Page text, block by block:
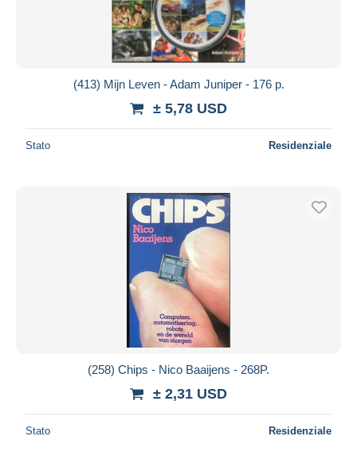
(413) Mijn Leven - Adam Juniper - 176 p.
± 5,78 USD
Stato Residenziale
(258) Chips - Nico Baaijens - 268P.
± 2,31 USD
Stato Residenziale